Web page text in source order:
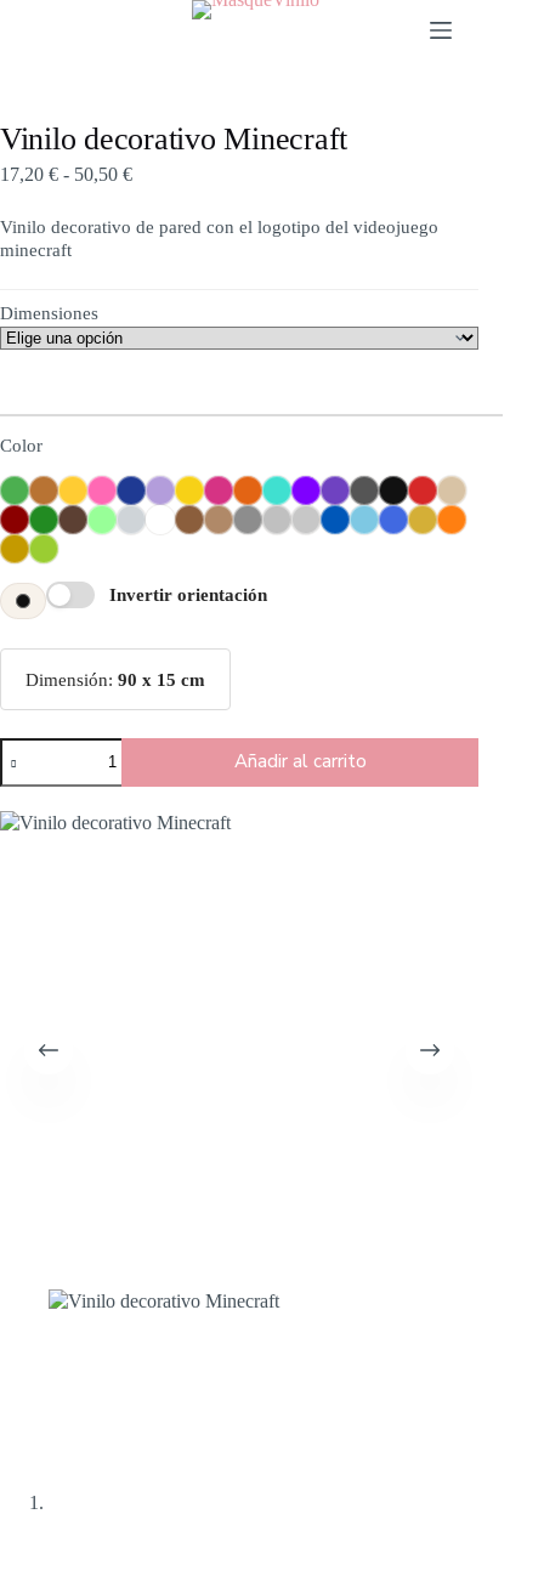
Vinilo decorativo Minecraft
17,20 € - 50,50 €
Vinilo decorativo de pared con el logotipo del videojuego
minecraft
Dimensiones
Color
Invertir orientación
Dimensión: 90 x 15 cm
Añadir al carrito